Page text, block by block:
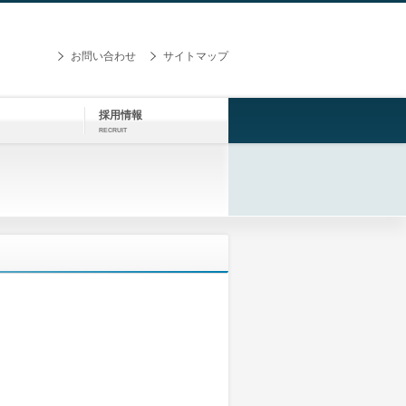
お問い合わせ サイトマップ
採用情報
RECRUIT